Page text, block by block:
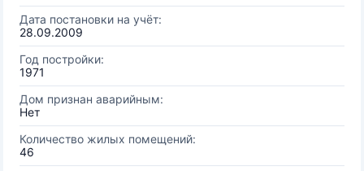
Дата постановки на учёт:
28.09.2009
Год постройки:
1971
Дом признан аварийным:
Нет
Количество жилых помещений:
46